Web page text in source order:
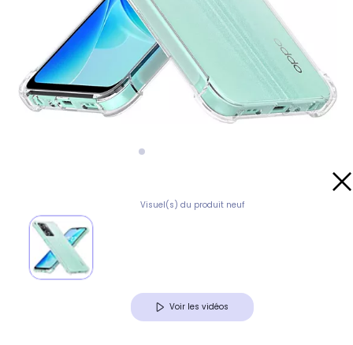
Visuel(s) du produit neuf
Voir les vidéos